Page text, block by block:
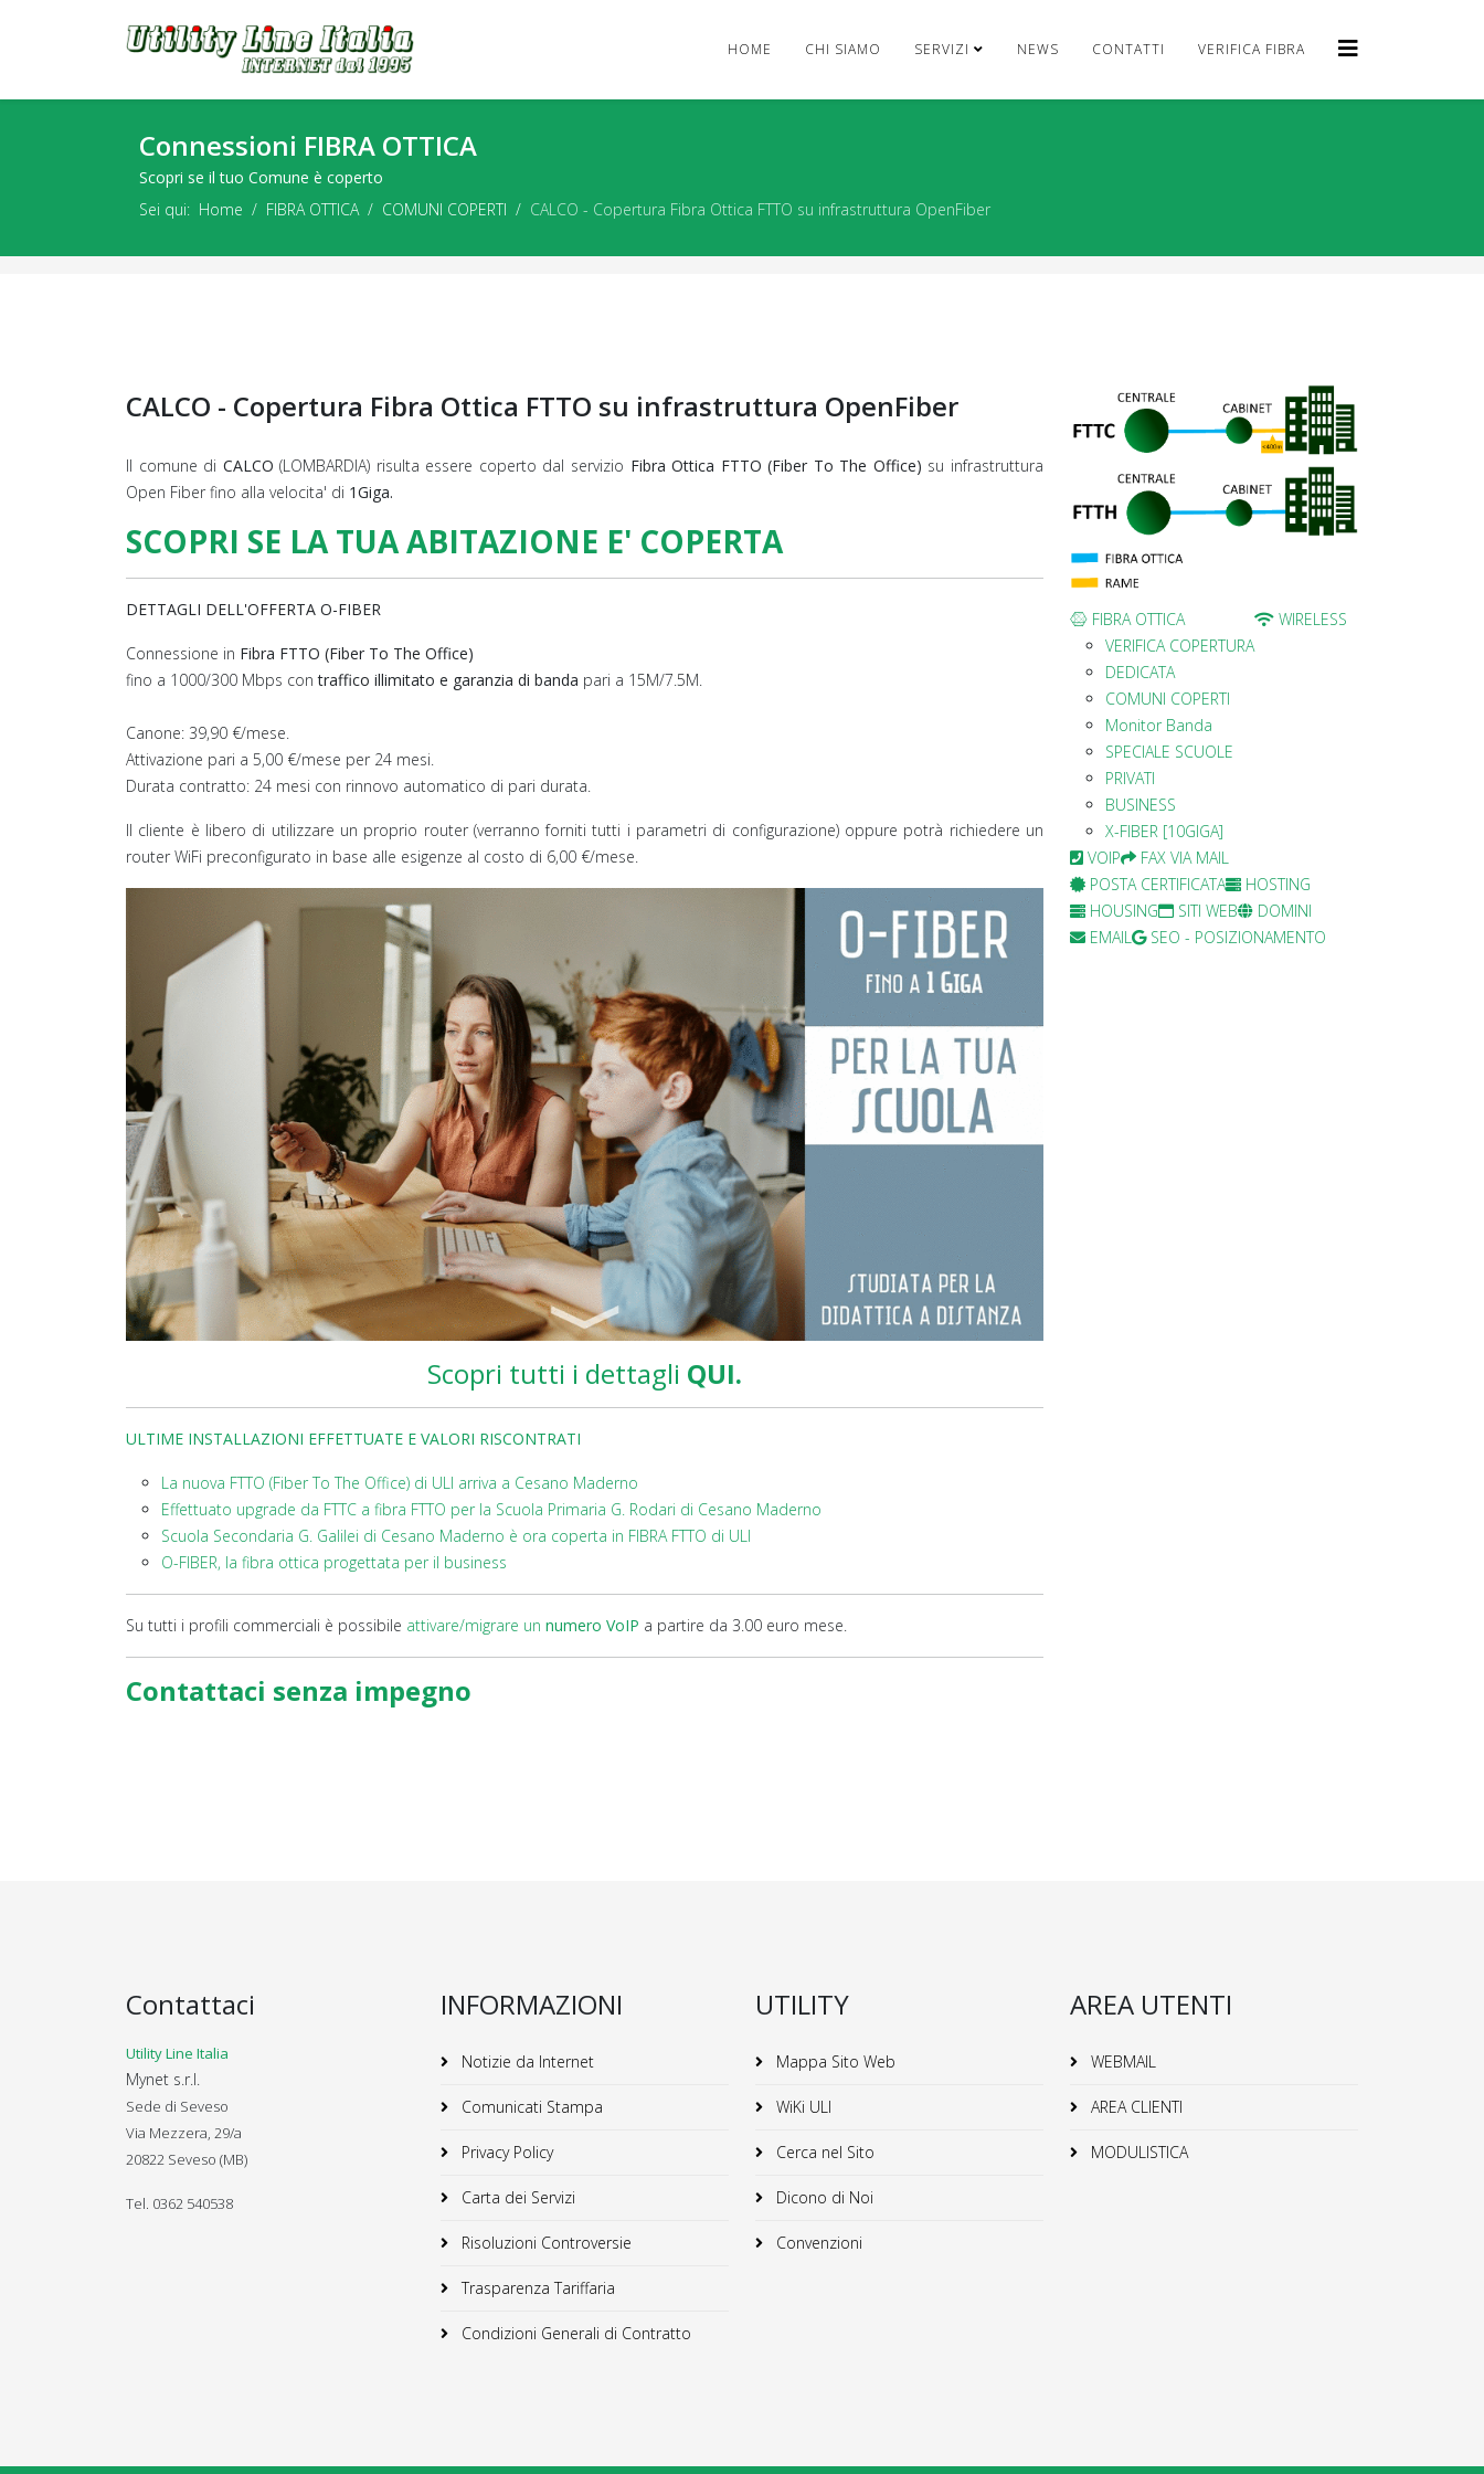
HOME CHI SIAMO SERVIZI NEWS CONTATTI VERIFICA FIBRA
Connessioni FIBRA OTTICA
Scopri se il tuo Comune è coperto
Sei qui: Home FIBRA OTTICA COMUNI COPERTI CALCO - Copertura Fibra Ottica FTTO su infrastruttura OpenFiber
CALCO - Copertura Fibra Ottica FTTO su infrastruttura OpenFiber
Il comune di CALCO (LOMBARDIA) risulta essere coperto dal servizio Fibra Ottica FTTO (Fiber To The Office) su infrastruttura
Open Fiber fino alla velocita' di 1Giga.
SCOPRI SE LA TUA ABITAZIONE E' COPERTA
DETTAGLI DELL'OFFERTA O-FIBER
Connessione in Fibra FTTO (Fiber To The Office)
fino a 1000/300 Mbps con traffico illimitato e garanzia di banda pari a 15M/7.5M.
Canone: 39,90 €/mese.
Attivazione pari a 5,00 €/mese per 24 mesi.
Durata contratto: 24 mesi con rinnovo automatico di pari durata.
Il cliente è libero di utilizzare un proprio router (verranno forniti tutti i parametri di configurazione) oppure potrà richiedere un
router WiFi preconfigurato in base alle esigenze al costo di 6,00 €/mese.
Scopri tutti i dettagli QUI.
ULTIME INSTALLAZIONI EFFETTUATE E VALORI RISCONTRATI
La nuova FTTO (Fiber To The Office) di ULI arriva a Cesano Maderno
Effettuato upgrade da FTTC a fibra FTTO per la Scuola Primaria G. Rodari di Cesano Maderno
Scuola Secondaria G. Galilei di Cesano Maderno è ora coperta in FIBRA FTTO di ULI
O-FIBER, la fibra ottica progettata per il business
Su tutti i profili commerciali è possibile attivare/migrare un numero VoIP a partire da 3.00 euro mese.
Contattaci senza impegno
FIBRA OTTICA
VERIFICA COPERTURA
DEDICATA
COMUNI COPERTI
Monitor Banda
SPECIALE SCUOLE
PRIVATI
BUSINESS
X-FIBER [10GIGA]
WIRELESS
VOIP
FAX VIA MAIL
POSTA CERTIFICATA
HOSTING
HOUSING
SITI WEB
DOMINI
EMAIL
SEO - POSIZIONAMENTO
Contattaci
Utility Line Italia
Mynet s.r.l.
Sede di Seveso
Via Mezzera, 29/a
20822 Seveso (MB)
Tel. 0362 540538
INFORMAZIONI
Notizie da Internet
Comunicati Stampa
Privacy Policy
Carta dei Servizi
Risoluzioni Controversie
Trasparenza Tariffaria
Condizioni Generali di Contratto
UTILITY
Mappa Sito Web
WiKi ULI
Cerca nel Sito
Dicono di Noi
Convenzioni
AREA UTENTI
WEBMAIL
AREA CLIENTI
MODULISTICA